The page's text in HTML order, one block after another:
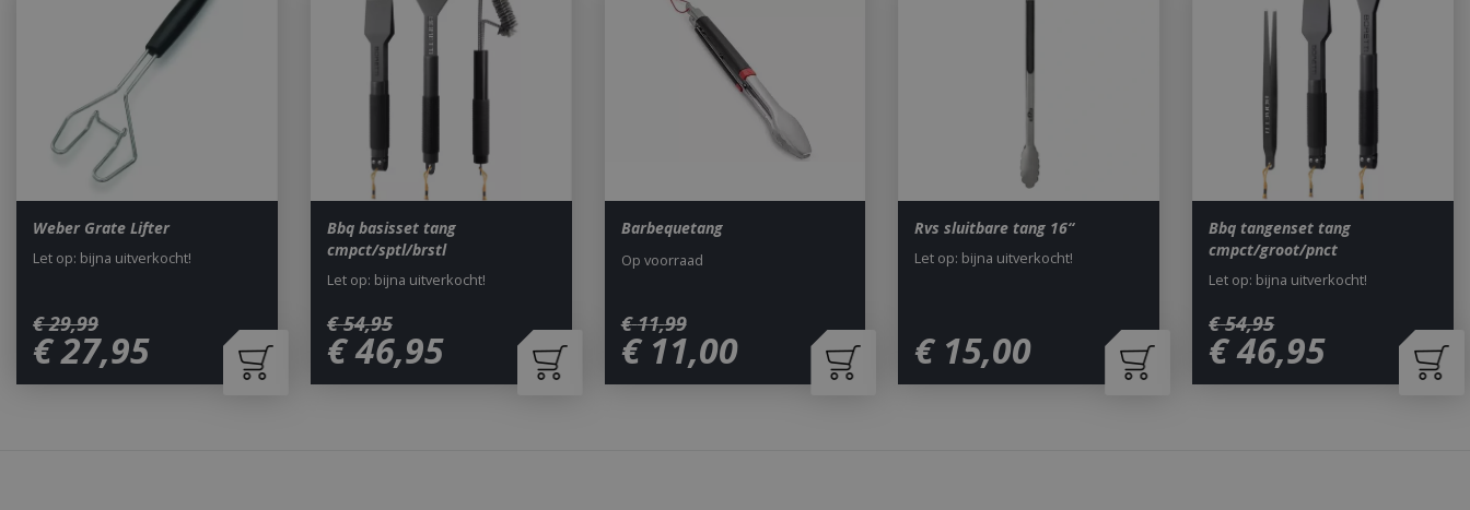
Weber Grate Lifter
€ 29,99
€27,95
Let op: bijna uitverkocht!
Bbq basisset tang
cmpct/sptl/brstl
€ 54,95
€46,95
Let op: bijna uitverkocht!
Barbequetang
€ 11,99
€ 11,00
Op voorraad
Rvs sluitbare tang 16“
€ 15,00
Let op: bijna uitverkocht!
Bbq tangenset tang
cmpct/groot/pnct
€ 54,95
€46,95
Let op: bijna uitverkocht!
Naam Vervaldatum
29 minuten 59
seconden
Deze cookie wordt gebruikt om onderscheid te
kunnen maken over het gebruik van hun
_ga
This cookie name is asssociated with Google
Universal Analytics - which is a significant update
users by assigning a randomly generated
number as a client identifier. It is included in
each page request in a site and used to calculate
_gid
Google LLC
.bbqkopen.nl
1 dag
This cookie name is asssociated with Google
Universal Analytics. This appears to be a new
cookie and as of Spring 2017 no information is